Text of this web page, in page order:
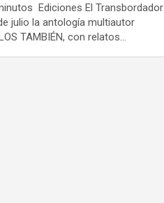
Ediciones El Transbordador
julio la antología multiautor
TAMBIÉN, con relatos…